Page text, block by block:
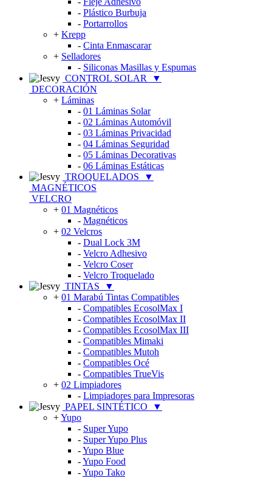
- Plástico Burbuja
- Portarrollos
+ Krepp
- Cinta Enmascarar
+ Selladores
- Siliconas Masillas y Espumas
CONTROL SOLAR
▼
DECORACIÓN
+ Láminas
- 01 Láminas Solar
- 02 Láminas Automóvil
- 03 Láminas Privacidad
- 04 Láminas Seguridad
- 05 Láminas Decorativas
- 06 Láminas Estáticas
TROQUELADOS
▼
MAGNÉTICOS
VELCRO
+ 01 Magnéticos
- Magnéticos
+ 02 Velcros
- Dual Lock 3M
- Velcro Adhesivo
- Velcro Coser
- Velcro Troquelado
TINTAS
▼
+ 01 Marabú Tintas Compatibles
- Compatibles EcosolMax I
- Compatibles EcosolMax II
- Compatibles EcosolMax III
- Compatibles Mimaki
- Compatibles Mutoh
- Compatibles Océ
- Compatibles TrueVis
+ 02 Limpiadores
- Limpiadores para Impresoras
PAPEL SINTÉTICO
▼
+Yupo
- Super Yupo
- Super Yupo Plus
-Yupo Blue
-Yupo Food
-Yupo Tako